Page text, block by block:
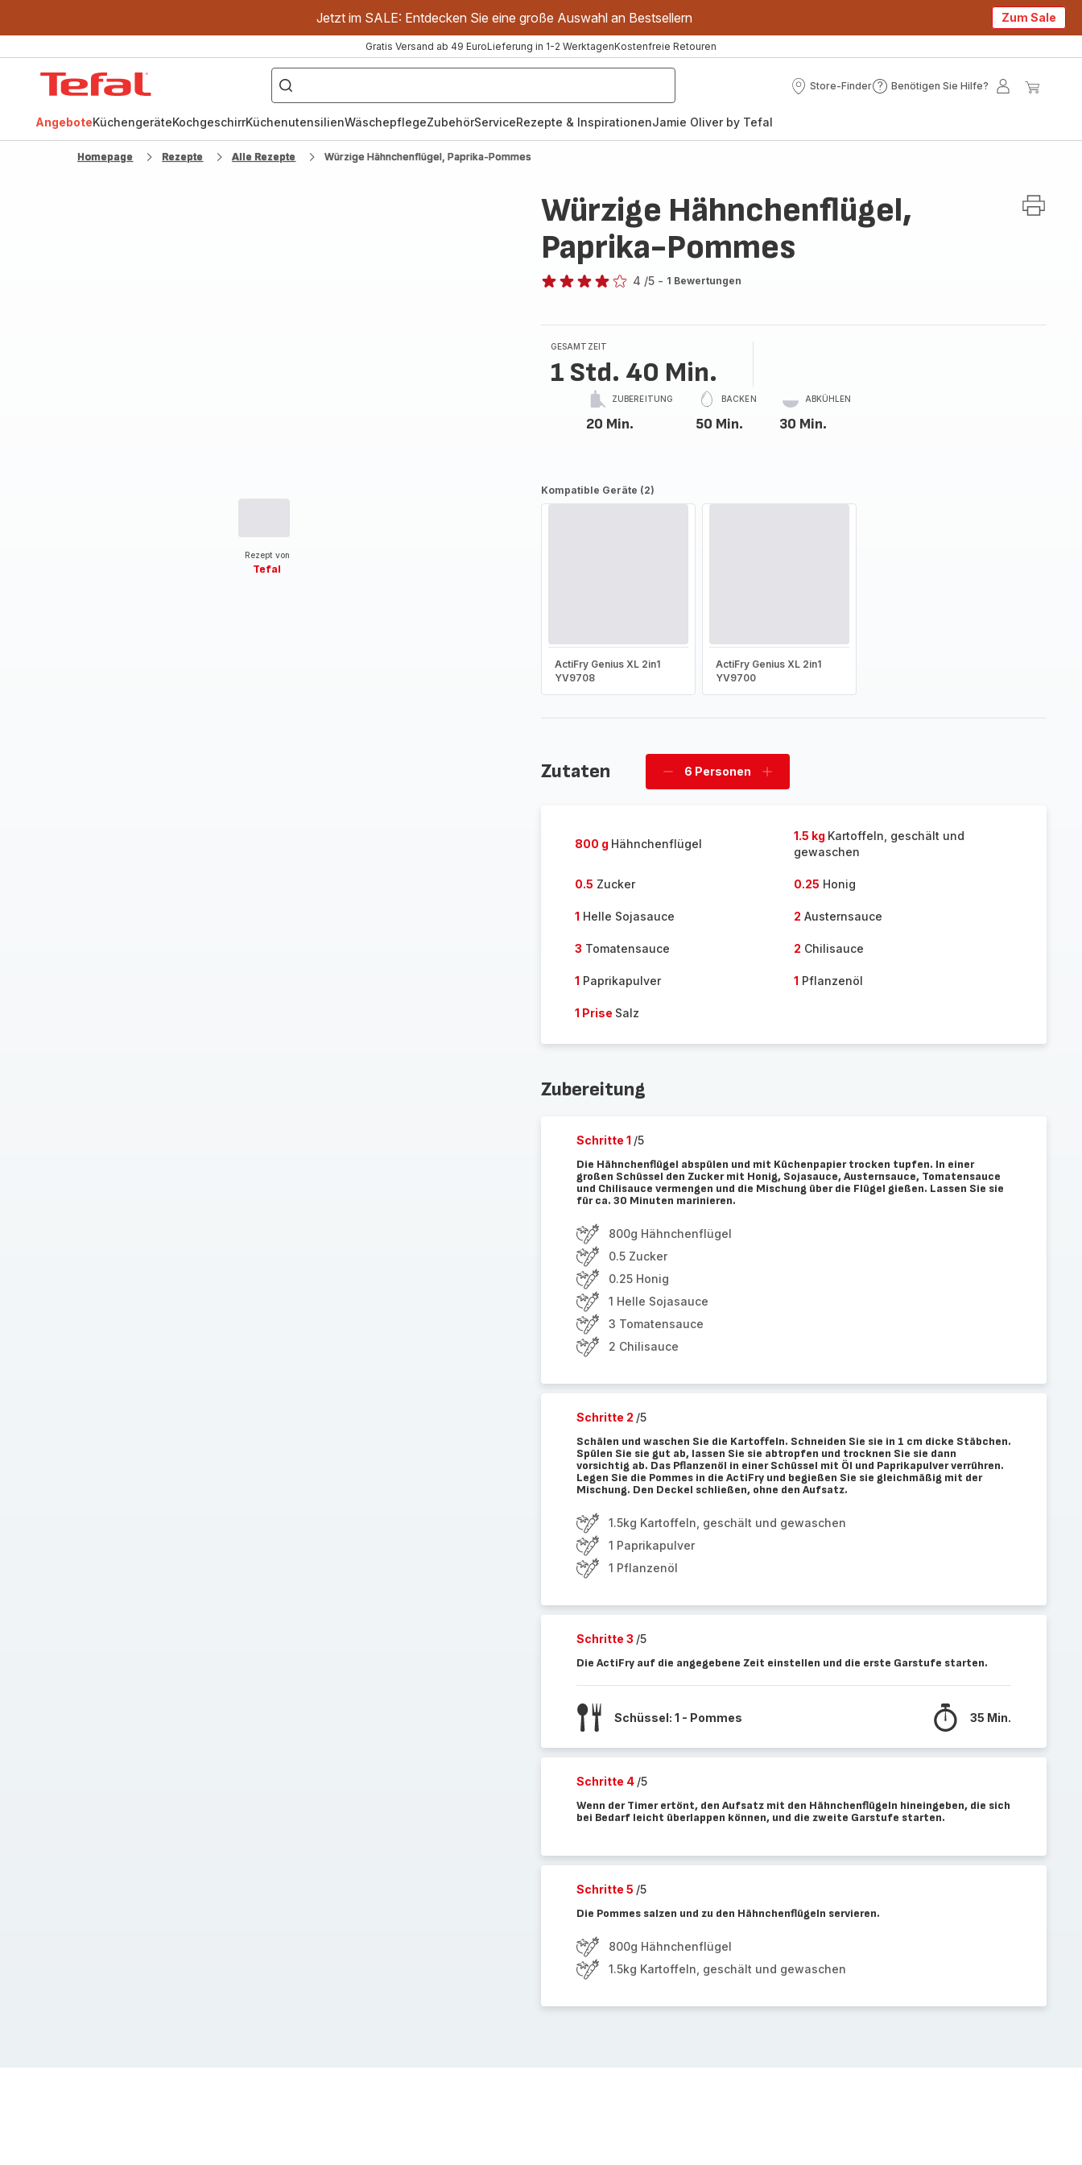
Jetzt im SALE: Entdecken Sie eine große Auswahl an Bestsellern Zum Sale
Gratis Versand ab 49 EuroLieferung in 1-2 WerktagenKostenfreie Retouren
["OptiGrill","Easy
Fry","Pfanne"]
Store-Finder
Store-
Benötigen Sie Hilfe?
Benötigen
Mein
AngeboteKüchengeräteKochgeschirrKüchenutensilienWäschepflegeZubehörServiceRezepte & InspirationenJamie Oliver by Tefal
Homepage Rezepte Alle Rezepte Würzige Hähnchenflügel, Paprika-Pommes
Rezept von
Tefal
Würzige Hähnchenflügel,
Paprika-Pommes
4
Sternen
(Durchschnitt)
4 /5 - 1 Bewertungen
GESAMTZEIT
1 Std. 40 Min.
ZUBEREITUNG
20 Min.
BACKEN
50 Min.
ABKÜHLEN
30 Min.
Kompatible Geräte (2)
ActiFry Genius XL 2in1
YV9708
ActiFry Genius XL 2in1
YV9700
Zutaten
Personen
6 Personen
Personen
800 g Hähnchenflügel
1.5 kg Kartoffeln, geschält und
gewaschen
0.5 Zucker 0.25 Honig
1 Helle Sojasauce 2 Austernsauce
3 Tomatensauce 2 Chilisauce
1 Paprikapulver 1 Pflanzenöl
1 Prise Salz
Zubereitung
Schritte 1 /5
Die Hähnchenflügel abspülen und mit Küchenpapier trocken tupfen. In einer
großen Schüssel den Zucker mit Honig, Sojasauce, Austernsauce, Tomatensauce
und Chilisauce vermengen und die Mischung über die Flügel gießen. Lassen Sie sie
für ca. 30 Minuten marinieren.
800g Hähnchenflügel
0.5 Zucker
0.25 Honig
1 Helle Sojasauce
3 Tomatensauce
2 Chilisauce
Schritte 2 /5
Schälen und waschen Sie die Kartoffeln. Schneiden Sie sie in 1 cm dicke Stäbchen.
Spülen Sie sie gut ab, lassen Sie sie abtropfen und trocknen Sie sie dann
vorsichtig ab. Das Pflanzenöl in einer Schüssel mit Öl und Paprikapulver verrühren.
Legen Sie die Pommes in die ActiFry und begießen Sie sie gleichmäßig mit der
Mischung. Den Deckel schließen, ohne den Aufsatz.
1.5kg Kartoffeln, geschält und gewaschen
1 Paprikapulver
1 Pflanzenöl
Schritte 3 /5
Die ActiFry auf die angegebene Zeit einstellen und die erste Garstufe starten.
Schüssel: 1 - Pommes 35 Min.
Schritte 4 /5
Wenn der Timer ertönt, den Aufsatz mit den Hähnchenflügeln hineingeben, die sich
bei Bedarf leicht überlappen können, und die zweite Garstufe starten.
Schritte 5 /5
Die Pommes salzen und zu den Hähnchenflügeln servieren.
800g Hähnchenflügel
1.5kg Kartoffeln, geschält und gewaschen